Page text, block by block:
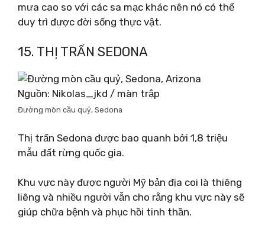
mưa cao so với các sa mạc khác nên nó có thể
duy trì được đời sống thực vật.
15. THỊ TRẤN SEDONA
Nguồn: Nikolas_jkd / màn trập
Đường mòn cầu quỷ, Sedona
Thị trấn Sedona được bao quanh bởi 1,8 triệu
mẫu đất rừng quốc gia.
Khu vực này được người Mỹ bản địa coi là thiêng
liêng và nhiều người vẫn cho rằng khu vực này sẽ
giúp chữa bệnh và phục hồi tinh thần.